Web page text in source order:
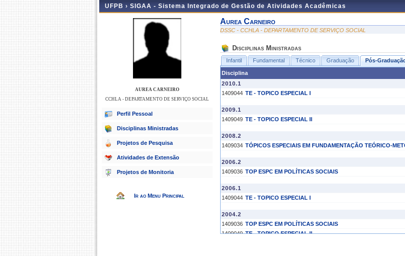
UFPB › SIGAA - Sistema Integrado de Gestão de Atividades Acadêmicas
AUREA CARNEIRO
CCHLA - DEPARTAMENTO DE SERVIÇO SOCIAL
Perfil Pessoal
Disciplinas Ministradas
Projetos de Pesquisa
Atividades de Extensão
Projetos de Monitoria
Ir ao Menu Principal
Aurea Carneiro
DSSC - CCHLA - DEPARTAMENTO DE SERVIÇO SOCIAL
Disciplinas Ministradas
Infantil Fundamental Técnico Graduação Pós-
Disciplina
2010.1
1409044 TE - TOPICO ESPECIAL I
2009.1
1409049 TE - TOPICO ESPECIAL II
2008.2
1409034 TÓPICOS ESPECIAIS EM FUNDAMENTAÇÃO TEÓRICO-
2006.2
1409036 TOP ESPC EM POLÍTICAS SOCIAIS
2006.1
1409044 TE - TOPICO ESPECIAL I
2004.2
1409036 TOP ESPC EM POLÍTICAS SOCIAIS
1409049 TE - TOPICO ESPECIAL II